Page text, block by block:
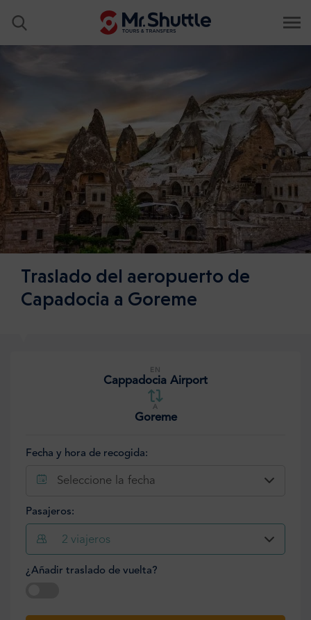
Traslado del aeropuerto de
Capadocia a Goreme
EN
Cappadocia Airport
A
Goreme
Fecha y hora de recogida:
Seleccione la fecha
Pasajeros:
2 viajeros
¿Añadir traslado de vuelta?